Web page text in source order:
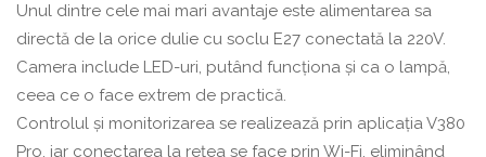
Unul dintre cele mai mari avantaje este alimentarea sa
directă de la orice dulie cu soclu E27 conectată la 220V.
Camera include LED-uri, putând funcționa și ca o lampă,
ceea ce o face extrem de practică.
Controlul și monitorizarea se realizează prin aplicația V380
Pro, iar conectarea la rețea se face prin Wi-Fi, eliminând